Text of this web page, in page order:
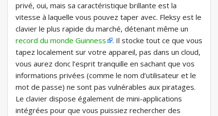
privé, oui, mais sa caractéristique brillante est la
vitesse à laquelle vous pouvez taper avec. Fleksy est le
clavier le plus rapide du marché, détenant même un
record du monde Guinness
. Il stocke tout ce que vous
tapez localement sur votre appareil, pas dans un cloud,
vous aurez donc l’esprit tranquille en sachant que vos
informations privées (comme le nom d’utilisateur et le
mot de passe) ne sont pas vulnérables aux piratages.
Le clavier dispose également de mini-applications
intégrées pour que vous puissiez rechercher des